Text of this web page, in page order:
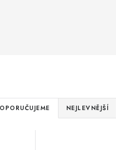
NEJLEVNĚJŠÍ